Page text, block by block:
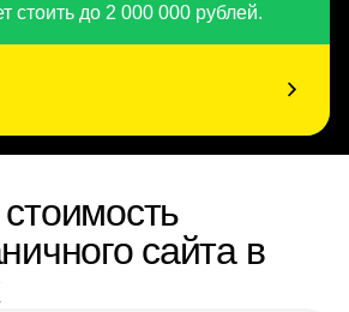
стоить до 2 000 000 рублей.
сайта в